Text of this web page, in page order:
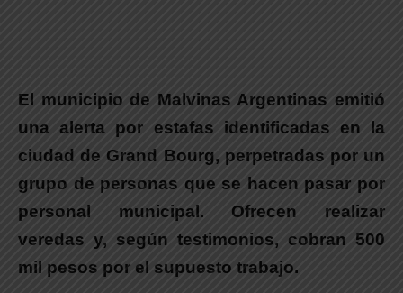
El municipio de Malvinas Argentinas emitió
una alerta por estafas identificadas en la
ciudad de Grand Bourg, perpetradas por un
grupo de personas que se hacen pasar por
personal municipal. Ofrecen realizar
veredas y, según testimonios, cobran 500
mil pesos por el supuesto trabajo.